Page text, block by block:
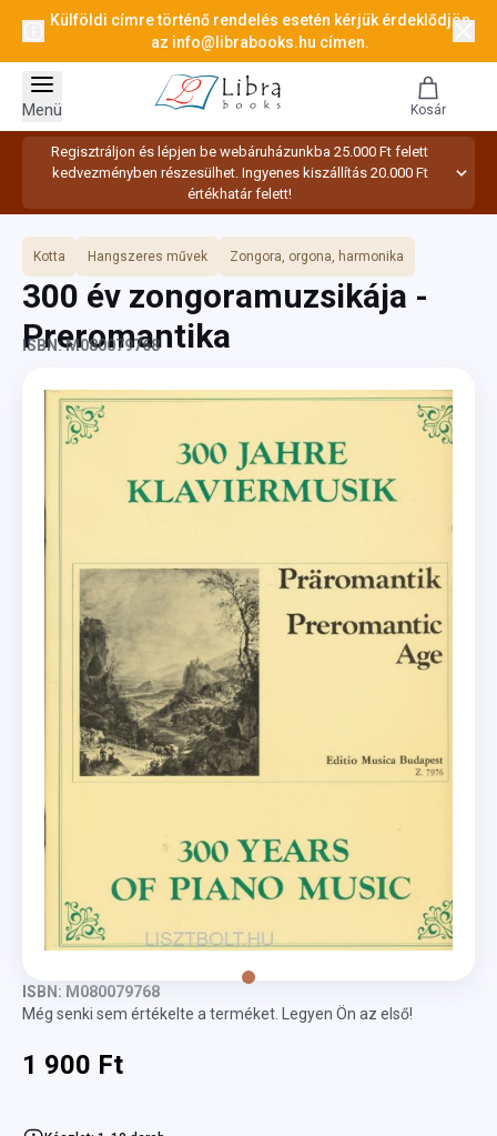
Külföldi címre történő rendelés esetén kérjük érdeklődjön
az info@librabooks.hu címen.
Regisztráljon és lépjen be webáruházunkba 25.000 Ft felett
kedvezményben részesülhet. Ingyenes kiszállítás 20.000 Ft
értékhatár felett!
Menü Kosár
Kotta Hangszeres művek Zongora, orgona, harmonika
300 év zongoramuzsikája -
Preromantika
ISBN: M080079768
ISBN: M080079768
Még senki sem értékelte a terméket. Legyen Ön az első!
1 900 Ft